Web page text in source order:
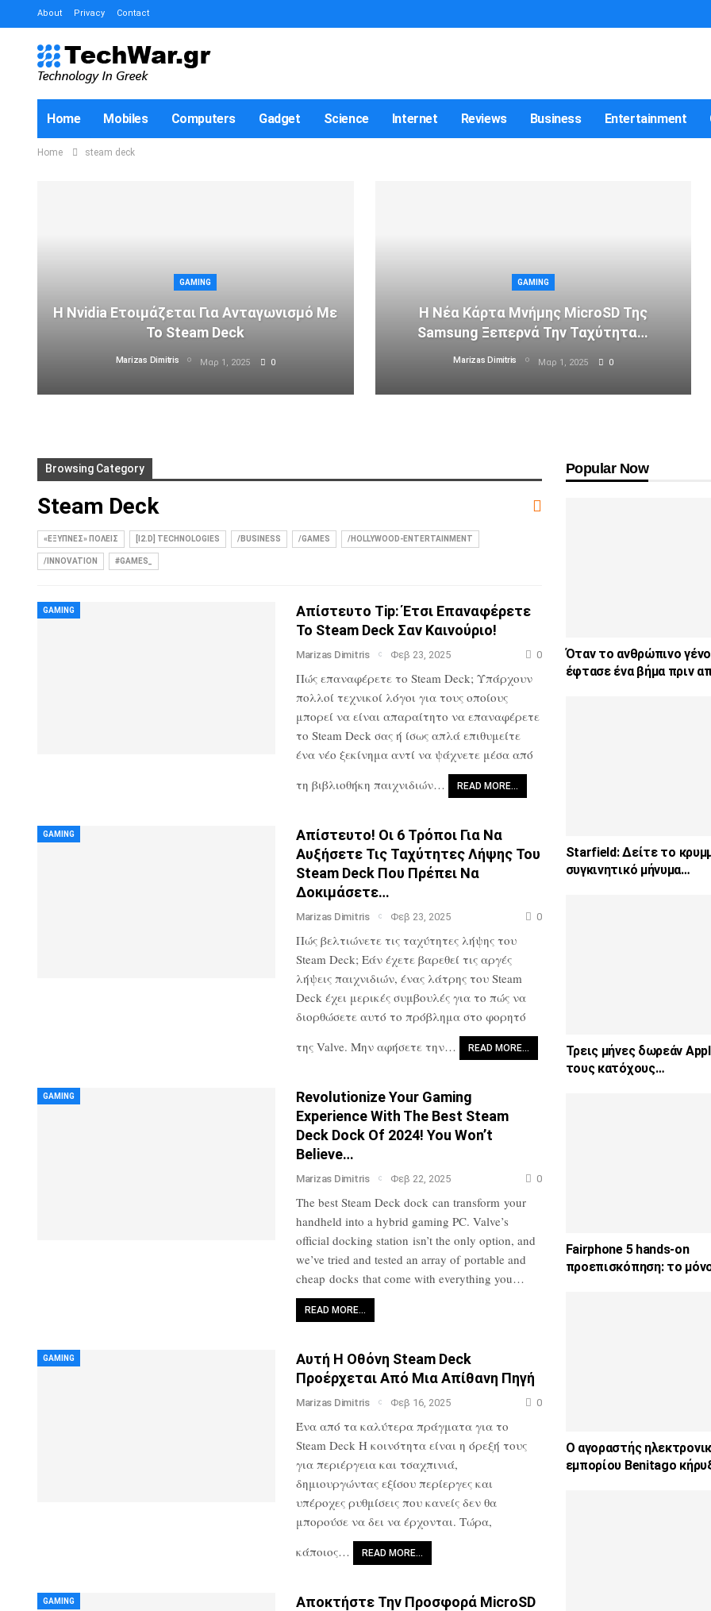
About Privacy Contact
Home Mobiles Computers Gadget Science Internet Reviews Business Entertainment
Home steam deck
GAMING
Η Nvidia Ετοιμάζεται Για Ανταγωνισμό Με
Το Steam Deck
Marizas Dimitris Μαρ 1, 2025 0
GAMING
Η Νέα Κάρτα Μνήμης MicroSD Της
Samsung Ξεπερνά Την Ταχύτητα…
Marizas Dimitris Μαρ 1, 2025 0
Browsing Category
Steam Deck
«ΈΞΥΠΝΕΣ» ΠΌΛΕΙΣ [I2.D] TECHNOLOGIES /BUSINESS /GAMES /HOLLYWOOD-ENTERTAINMENT
/INNOVATION #GAMES_
GAMING
Απίστευτο Tip: Έτσι Επαναφέρετε
Το Steam Deck Σαν Καινούριο!
Marizas Dimitris Φεβ 23, 2025 0
Πώς επαναφέρετε το Steam Deck; Υπάρχουν
πολλοί τεχνικοί λόγοι για τους οποίους
μπορεί να είναι απαραίτητο να επαναφέρετε
το Steam Deck σας ή ίσως απλά επιθυμείτε
ένα νέο ξεκίνημα αντί να ψάχνετε μέσα από
τη βιβλιοθήκη παιχνιδιών…
READ MORE…
GAMING
Απίστευτο! Οι 6 Τρόποι Για Να
Αυξήσετε Τις Ταχύτητες Λήψης Του
Steam Deck Που Πρέπει Να
Δοκιμάσετε…
Marizas Dimitris Φεβ 23, 2025 0
Πώς βελτιώνετε τις ταχύτητες λήψης του
Steam Deck; Εάν έχετε βαρεθεί τις αργές
λήψεις παιχνιδιών, ένας λάτρης του Steam
Deck έχει μερικές συμβουλές για το πώς να
διορθώσετε αυτό το πρόβλημα στο φορητό
της Valve. Μην αφήσετε την…
READ MORE…
GAMING
Revolutionize Your Gaming
Experience With The Best Steam
Deck Dock Of 2024! You Won’t
Believe…
Marizas Dimitris Φεβ 22, 2025 0
The best Steam Deck dock can transform your
handheld into a hybrid gaming PC. Valve’s
official docking station isn’t the only option, and
we’ve tried and tested an array of portable and
cheap docks that come with everything you…
READ MORE…
GAMING
Αυτή Η Οθόνη Steam Deck
Προέρχεται Από Μια Απίθανη Πηγή
Marizas Dimitris Φεβ 16, 2025 0
Ένα από τα καλύτερα πράγματα για το
Steam Deck Η κοινότητα είναι η όρεξή τους
για περιέργεια και τσαχπινιά,
δημιουργώντας εξίσου περίεργες και
υπέροχες ρυθμίσεις που κανείς δεν θα
μπορούσε να δει να έρχονται. Τώρα,
κάποιος…
READ MORE…
GAMING
Αποκτήστε Την Προσφορά MicroSD
Popular Now
Όταν το ανθρώπινο
έφτασε ένα βήμα πριν
Starfield: Δείτε το
συγκινητικό μήνυμα…
Τρεις μήνες δωρεάν
τους κατόχους…
Fairphone 5 hands-on
προεπισκόπηση: το
Ο αγοραστής
εμπορίου Benitago